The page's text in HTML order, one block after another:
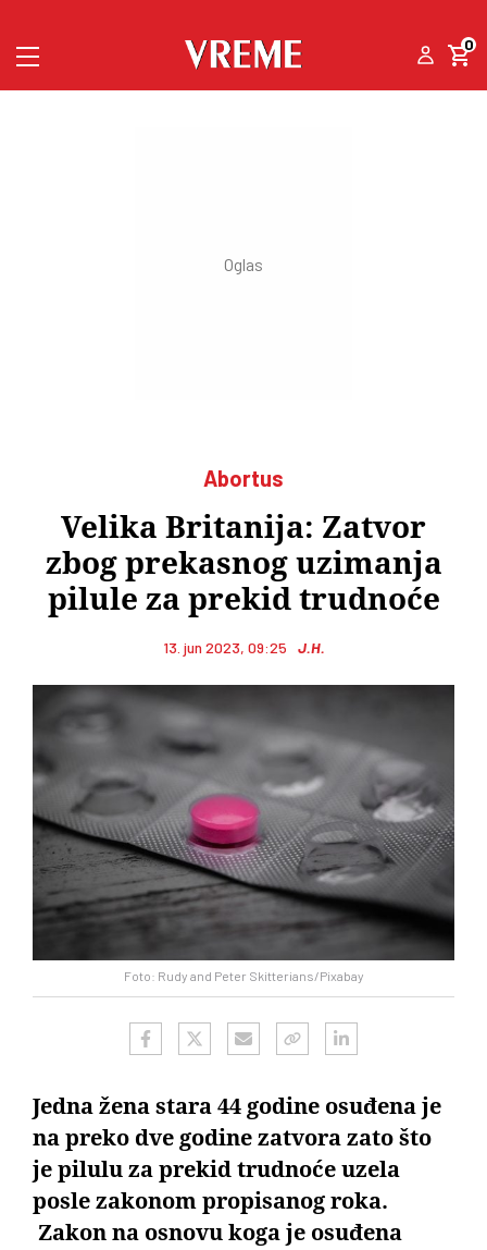
0
Abortus
Velika Britanija: Zatvor
zbog prekasnog uzimanja
pilule za prekid trudnoće
13. jun 2023, 09:25 J.H.
Foto: Rudy and Peter Skitterians/Pixabay
Jedna žena stara 44 godine osuđena je
na preko dve godine zatvora zato što
je pilulu za prekid trudnoće uzela
posle zakonom propisanog roka.
Zakon na osnovu koga je osuđena